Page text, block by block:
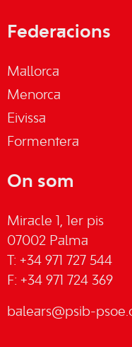
Federacions
Mallorca
Menorca
Eivissa
Formentera
On som
Miracle 1, 1er pis
07002 Palma
T: +34 971 727 544
F: +34 971 724 369
balears@psib-